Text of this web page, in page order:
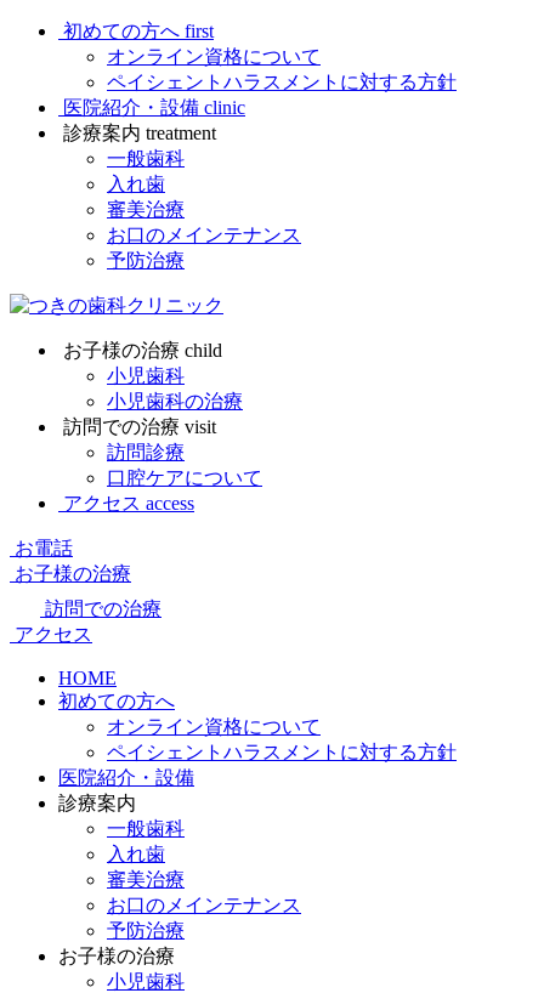
初めての方へ first
オンライン資格について
ペイシェントハラスメントに対する方針
医院紹介・設備 clinic
診療案内 treatment
一般歯科
入れ歯
審美治療
お口のメインテナンス
予防治療
お子様の治療 child
小児歯科
小児歯科の治療
訪問での治療 visit
訪問診療
口腔ケアについて
アクセス access
お電話
お子様の治療
訪問での治療
アクセス
HOME
初めての方へ
オンライン資格について
ペイシェントハラスメントに対する方針
医院紹介・設備
診療案内
一般歯科
入れ歯
審美治療
お口のメインテナンス
予防治療
お子様の治療
小児歯科